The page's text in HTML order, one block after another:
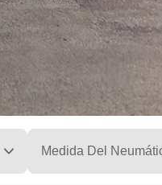
Medida Del